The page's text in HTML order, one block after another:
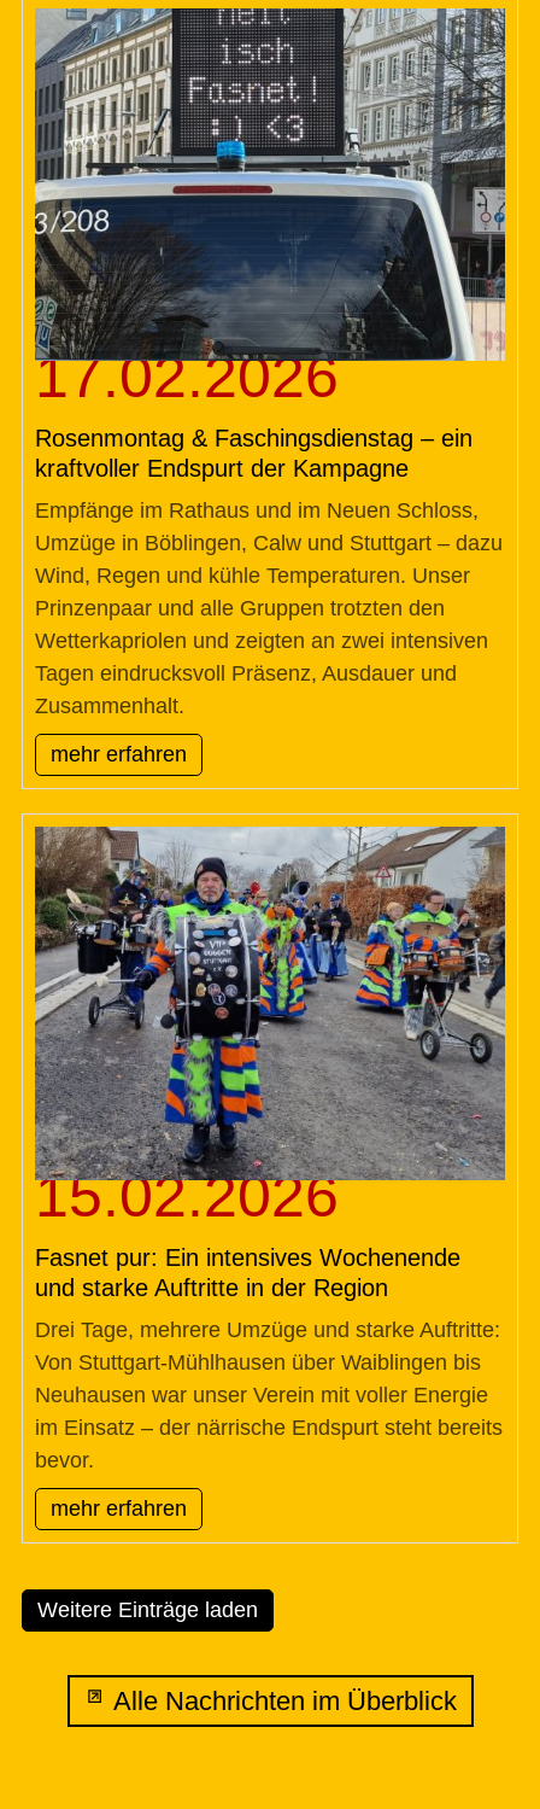
17.02.2026
Rosenmontag & Faschingsdienstag – ein
kraftvoller Endspurt der Kampagne
Empfänge im Rathaus und im Neuen Schloss,
Umzüge in Böblingen, Calw und Stuttgart – dazu
Wind, Regen und kühle Temperaturen. Unser
Prinzenpaar und alle Gruppen trotzten den
Wetterkapriolen und zeigten an zwei intensiven
Tagen eindrucksvoll Präsenz, Ausdauer und
Zusammenhalt.
mehr erfahren
15.02.2026
Fasnet pur: Ein intensives Wochenende
und starke Auftritte in der Region
Drei Tage, mehrere Umzüge und starke Auftritte:
Von Stuttgart-Mühlhausen über Waiblingen bis
Neuhausen war unser Verein mit voller Energie
im Einsatz – der närrische Endspurt steht bereits
bevor.
mehr erfahren
Weitere Einträge laden
Alle Nachrichten im Überblick